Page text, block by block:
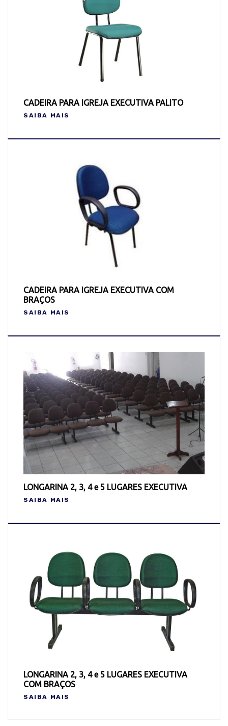
CADEIRA PARA IGREJA EXECUTIVA PALITO
SAIBA MAIS
CADEIRA PARA IGREJA EXECUTIVA COM
BRAÇOS
SAIBA MAIS
LONGARINA 2, 3, 4 e 5 LUGARES EXECUTIVA
SAIBA MAIS
LONGARINA 2, 3, 4 e 5 LUGARES EXECUTIVA
COM BRAÇOS
SAIBA MAIS